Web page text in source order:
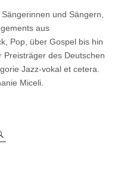
und Sängern,
aus
Pop, über Gospel bis hin
Preisträger des Deutschen
Jazz-vokal et cetera.
Miceli.